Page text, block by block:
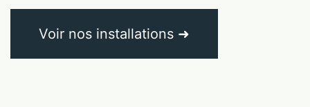
Voir nos installations ➜